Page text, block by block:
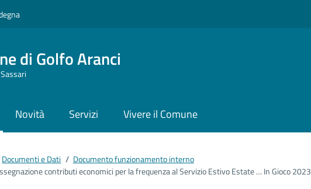
di Golfo Aranci
Novità Servizi Vivere il Comune
Documenti e Dati / Documento funzionamento interno
contributi economici per la frequenza al Servizio Estivo Estate … In Gioco 2023